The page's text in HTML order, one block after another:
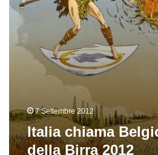
7 Settembre 2012
Italia chiama
della Birra 2012